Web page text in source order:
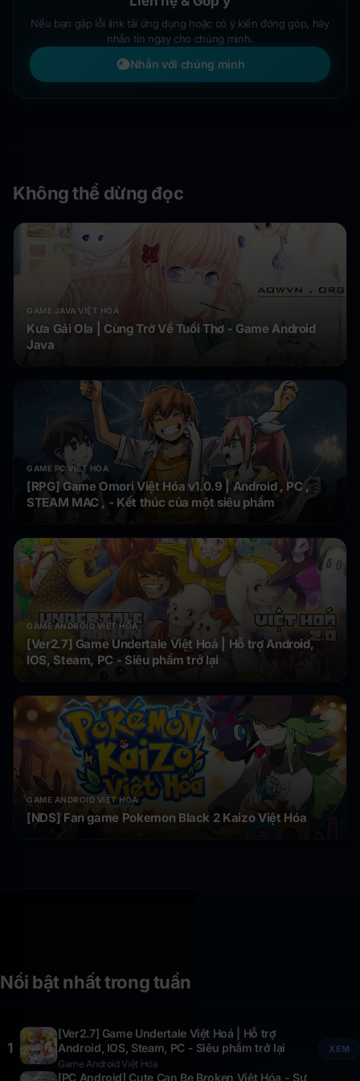
Nếu bạn gặp lỗi link tải ứng dụng hoặc có ý kiến đóng góp, hãy
nhắn tin ngay cho chúng mình.
Nhắn với chúng mình
Không thể dừng đọc
GAME JAVA VIỆT HÓA
Kưa Gái Ola | Cùng Trở Về Tuổi Thơ - Game Android
Java
GAME PC VIỆT HÓA
[RPG] Game Omori Việt Hóa v1.0.9 | Android , PC ,
STEAM MAC , - Kết thúc của một siêu phẩm
GAME ANDROID VIỆT HÓA
[Ver2.7] Game Undertale Việt Hoá | Hỗ trợ Android,
IOS, Steam, PC - Siêu phẩm trở lại
GAME ANDROID VIỆT HÓA
[NDS] Fan game Pokemon Black 2 Kaizo Việt Hóa
Nổi bật nhất trong tuần
1
[Ver2.7] Game Undertale Việt Hoá | Hỗ trợ
Android, IOS, Steam, PC - Siêu phẩm trở lại
Game Android Việt Hóa
XEM
[PC Android] Cute Can Be Broken Việt Hóa - Sự